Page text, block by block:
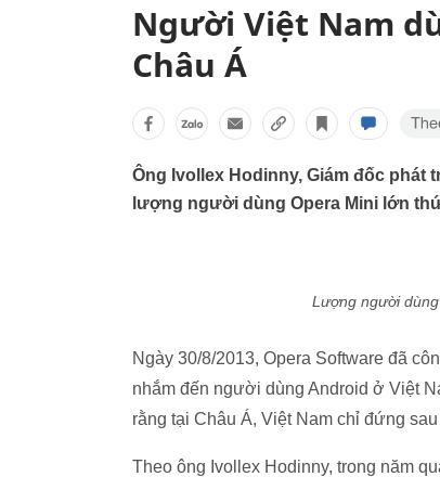
Người Việt Nam
Châu Á
Ông Ivollex Hodinny, Giám đốc phát
lượng người dùng Opera Mini lớn
Lượng người
Ngày 30/8/2013, Opera Software đã
nhắm đến người dùng Android ở Việt
rằng tại Châu Á, Việt Nam chỉ đứng
Theo ông Ivollex Hodinny, trong năm